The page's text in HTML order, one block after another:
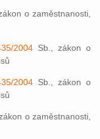
o zaměstnanosti,
2004 Sb., zákon o
2004 Sb., zákon o
o zaměstnanosti,